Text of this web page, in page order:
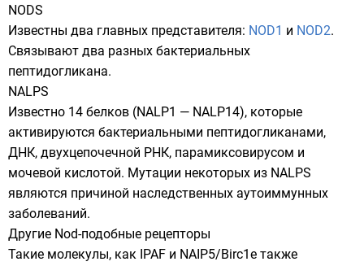
NODS
Известны два главных представителя: NOD1 и NOD2.
Связывают два разных бактериальных
пептидогликана.
NALPS
Известно 14 белков (NALP1 — NALP14), которые
активируются бактериальными пептидогликанами,
ДНК, двухцепочечной РНК, парамиксовирусом и
мочевой кислотой. Мутации некоторых из NALPS
являются причиной наследственных аутоиммунных
заболеваний.
Другие Nod-подобные рецепторы
Такие молекулы, как IPAF и NAIP5/Birc1e также